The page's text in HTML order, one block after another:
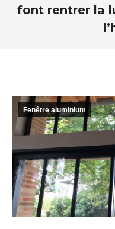
font rentrer la
Fenêtre aluminium